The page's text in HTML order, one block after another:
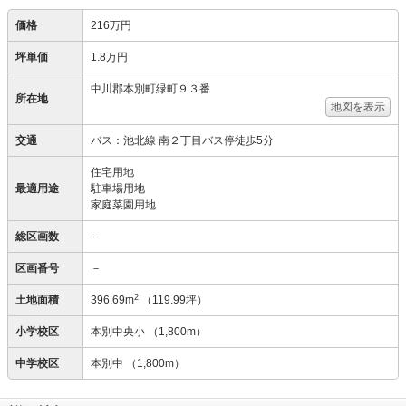
価格 216万円
坪単価 1.8万円
所在地
中川郡本別町緑町９３番
地図を表示
交通 バス：池北線 南２丁目バス停徒歩5分
最適用途
住宅用地
駐車場用地
家庭菜園用地
総区画数 －
区画番号 －
土地面積 396.69m2 （119.99坪）
小学校区 本別中央小 （1,800m）
中学校区 本別中 （1,800m）